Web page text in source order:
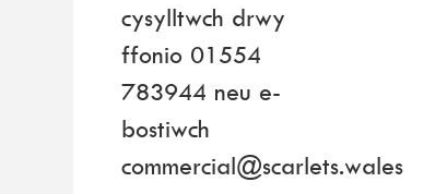
cysylltwch drwy
ffonio 01554
783944 neu e-
bostiwch
commercial@scarlets.wales